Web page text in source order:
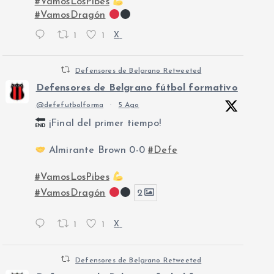
#VamosDragón
1 1 X
Defensores de Belgrano Retweeted
Defensores de Belgrano fútbol formativo
@defefutbolforma · 5 Ago
¡Final del primer tiempo!
Almirante Brown 0-0#Defe
#VamosLosPibes
#VamosDragón
2
1 1 X
Defensores de Belgrano Retweeted